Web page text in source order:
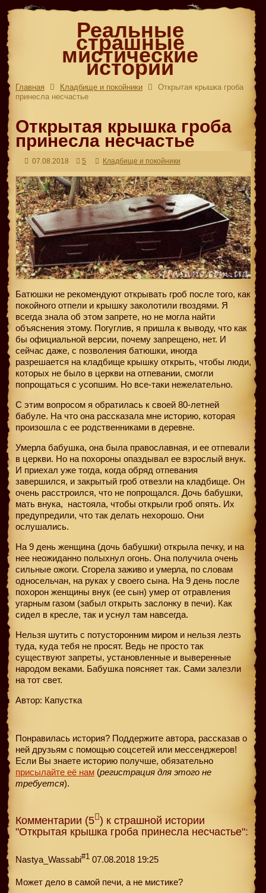
Реальные
страшные
мистические
истории
Главная Кладбище и покойники
Открытая крышка гроба
принесла несчастье
Открытая крышка гроба
принесла несчастье
07.08.2018 5 Кладбище и покойники
Батюшки не рекомендуют открывать гроб после того, как
покойного отпели и крышку заколотили гвоздями. Я
всегда знала об этом запрете, но не могла найти
объяснения этому. Погуглив, я пришла к выводу, что как
бы официальной версии, почему запрещено, нет. И
сейчас даже, с позволения батюшки, иногда
разрешается на кладбище крышку открыть, чтобы люди,
которых не было в церкви на отпевании, смогли
попрощаться с усопшим. Но все-таки нежелательно.
С этим вопросом я обратилась к своей 80-летней
бабуле. На что она рассказала мне историю, которая
произошла с ее родственниками в деревне.
Умерла бабушка, она была православная, и ее отпевали
в церкви. Но на похороны опаздывал ее взрослый внук.
И приехал уже тогда, когда обряд отпевания
завершился, и закрытый гроб отвезли на кладбище. Он
очень расстроился, что не попрощался. Дочь бабушки,
мать внука, настояла, чтобы открыли гроб опять. Их
предупредили, что так делать нехорошо. Они
ослушались.
На 9 день женщина (дочь бабушки) открыла печку, и на
нее неожиданно полыхнул огонь. Она получила очень
сильные ожоги. Сгорела заживо и умерла, по словам
односельчан, на руках у своего сына. На 9 день после
похорон женщины внук (ее сын) умер от отравления
угарным газом (забыл открыть заслонку в печи). Как
сидел в кресле, так и уснул там навсегда.
Нельзя шутить с потусторонним миром и нельзя лезть
туда, куда тебя не просят. Ведь не просто так
существуют запреты, установленные и выверенные
народом веками. Бабушка поясняет так. Сами залезли
на тот свет.
Автор: Капустка
Понравилась история? Поддержите автора, рассказав о
ней друзьям с помощью соцсетей или мессенджеров!
Если Вы знаете историю получше, обязательно
присылайте её нам (регистрация для этого не
требуется).
Комментарии (5 ) к страшной истории
"Открытая крышка гроба принесла несчастье":
Nastya_Wassabi#1 07.08.2018 19:25
Может дело в самой печи, а не мистике?